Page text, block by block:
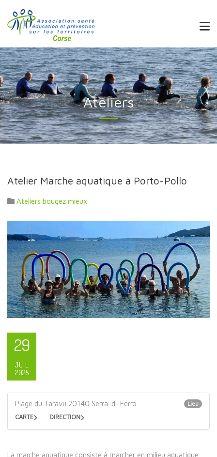
Ateliers
Atelier Marche aquatique à Porto-Pollo
Ateliers bougez mieux
29
JUIL
2025
Plage du Taravu 20140 Serra-di-Ferro Lieu
CARTE DIRECTION
La marche aquatique consiste à marcher en milieu aquatique